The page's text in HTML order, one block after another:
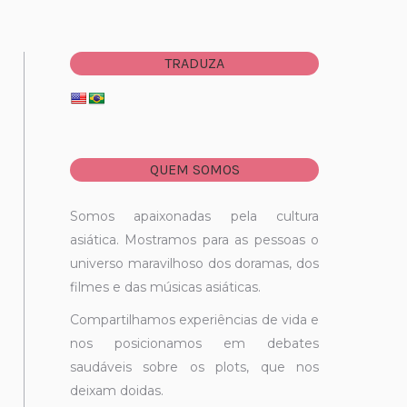
TRADUZA
QUEM SOMOS
Somos apaixonadas pela cultura
asiática. Mostramos para as pessoas o
universo maravilhoso dos doramas, dos
filmes e das músicas asiáticas.
Compartilhamos experiências de vida e
nos posicionamos em debates
saudáveis sobre os plots, que nos
deixam doidas.